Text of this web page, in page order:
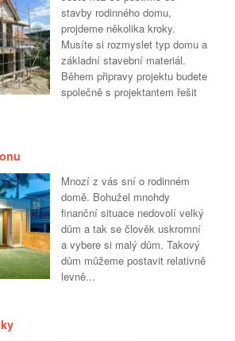
stavby rodinného domu,
projdeme několika kroky.
Musíte si rozmyslet typ domu a
základní stavební materiál.
Během připravy projektu budete
společně s projektantem řešit
Mnozí z vás sní o rodinném
domě. Bohužel mnohdy
finanční situace nedovolí velký
dům a tak se člověk uskromní
a vybere si malý dům. Takový
dům můžeme postavit relativně
levně...